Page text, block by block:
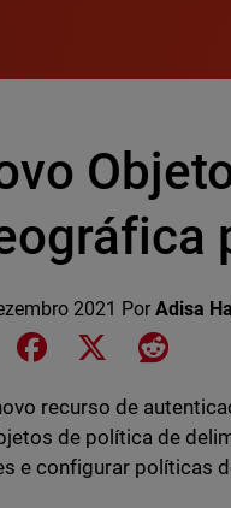
2021 PorAdisa
Share on LinkedIn
Share on Facebook
Share on XShare
recurso de
de política de
e configurar políticas